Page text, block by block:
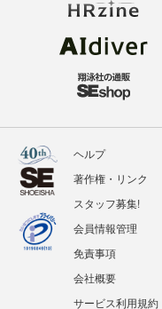
ヘルプ
著作権・リンク
スタッフ募集!
会員情報管理
免責事項
会社概要
サービス利用規約